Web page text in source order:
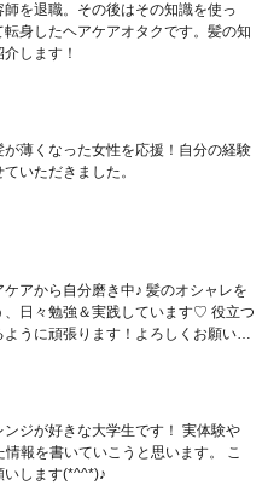
を退職。その後はその知識を使っ
身したヘアケアオタクです。髪の知
します！
が薄くなった女性を応援！自分の経験
いただきました。
アから自分磨き中♪ 髪のオシャレを
、日々勉強＆実践しています♡ 役立つ
うに頑張ります！よろしくお願いし
ジが好きな大学生です！ 実体験や
報を書いていこうと思います。 こ
します(*^^*)♪